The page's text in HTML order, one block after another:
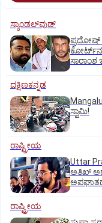
ಸ್ಯಾಂಡಲ್‌ವುಡ್‌
ಪ್ರದೋಷ್
ಸಾರಾಂಶ
ದಕ್ಷಿಣಕನ್ನಡ
ಸ್ವಾಮಿ!
ರಾಷ್ಟ್ರೀಯ
Uttar
ಅತಿಖ್
ರಾಷ್ಟ್ರೀಯ